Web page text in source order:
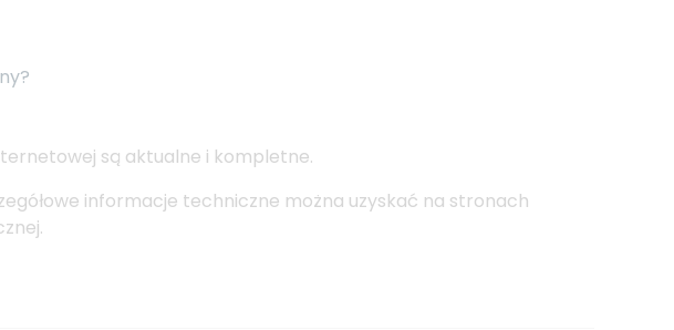
są aktualne i kompletne.
informacje techniczne można uzyskać na stronach